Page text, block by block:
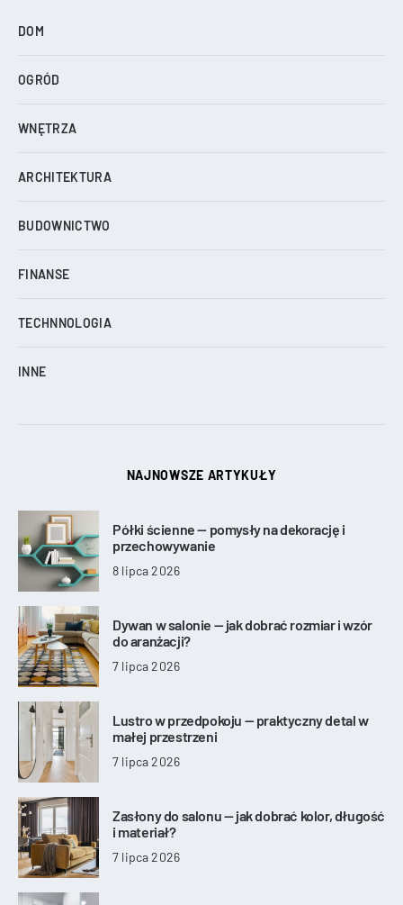
DOM
OGRÓD
WNĘTRZA
ARCHITEKTURA
BUDOWNICTWO
FINANSE
TECHNNOLOGIA
INNE
NAJNOWSZE ARTYKUŁY
Półki ścienne — pomysły na dekorację i
przechowywanie
8 lipca 2026
Dywan w salonie — jak dobrać rozmiar i wzór
do aranżacji?
7 lipca 2026
Lustro w przedpokoju — praktyczny detal w
małej przestrzeni
7 lipca 2026
Zasłony do salonu — jak dobrać kolor, długość
i materiał?
7 lipca 2026